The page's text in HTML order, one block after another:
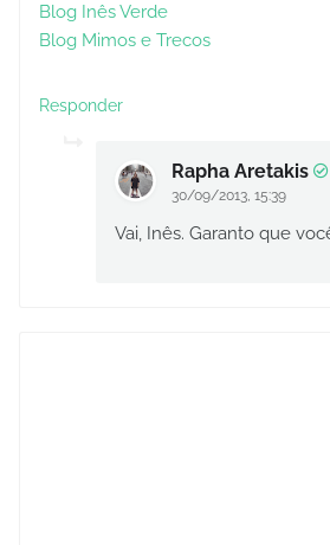
Blog Inês Verde
Blog Mimos e Trecos
Responder
Rapha Aretakis
30/09/2013, 15:39
Vai, Inês. Garanto que